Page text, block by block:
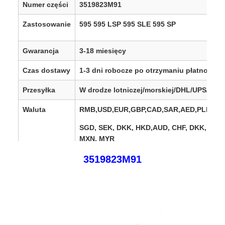
Numer części 3519823M91
Zastosowanie 595 595 LSP 595 SLE 595 SP
Gwarancja 3-18 miesięcy
Czas dostawy 1-3 dni robocze po otrzymaniu płatności
Przesyłka W drodze lotniczej/morskiej/DHL/UPS/
Waluta
SGD, SEK, DKK, HKD,AUD, CHF, DKK, IDR,
MXN, MYR
Europa, Stany Zjednoczone, Kanada,
3519823M91